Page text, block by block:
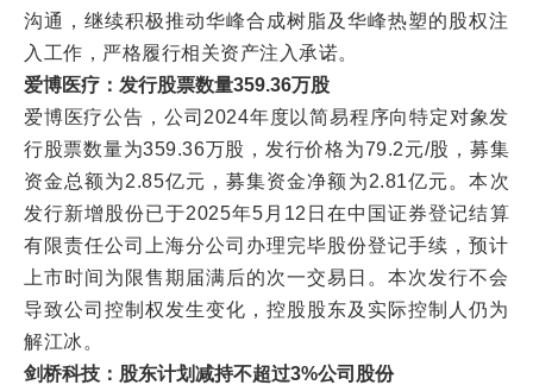
沟通，继续积极推动华峰合成树脂及华峰热塑的股权注
入工作，严格履行相关资产注入承诺。
爱博医疗：发行股票数量359.36万股
爱博医疗公告，公司2024年度以简易程序向特定对象发
行股票数量为359.36万股，发行价格为79.2元/股，募集
资金总额为2.85亿元，募集资金净额为2.81亿元。本次
发行新增股份已于2025年5月12日在中国证券登记结算
有限责任公司上海分公司办理完毕股份登记手续，预计
上市时间为限售期届满后的次一交易日。本次发行不会
导致公司控制权发生变化，控股股东及实际控制人仍为
解江冰。
剑桥科技：股东计划减持不超过3%公司股份